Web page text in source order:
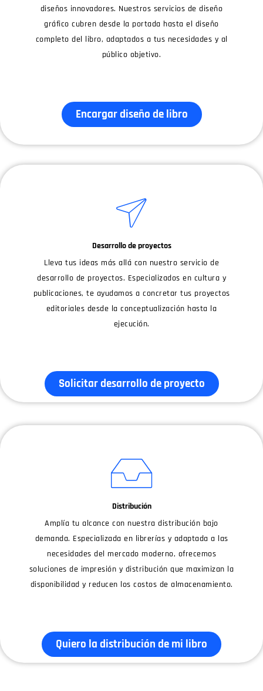
diseños innovadores. Nuestros servicios de diseño
gráfico cubren desde la portada hasta el diseño
completo del libro, adaptados a tus necesidades y al
público objetivo.
Encargar diseño de libro
Desarrollo de proyectos
Lleva tus ideas más allá con nuestro servicio de
desarrollo de proyectos. Especializados en cultura y
publicaciones, te ayudamos a concretar tus proyectos
editoriales desde la conceptualización hasta la
ejecución.
Solicitar desarrollo de proyecto
Distribución
Amplía tu alcance con nuestra distribución bajo
demanda. Especializada en librerías y adaptada a las
necesidades del mercado moderno, ofrecemos
soluciones de impresión y distribución que maximizan la
disponibilidad y reducen los costos de almacenamiento.
Quiero la distribución de mi libro